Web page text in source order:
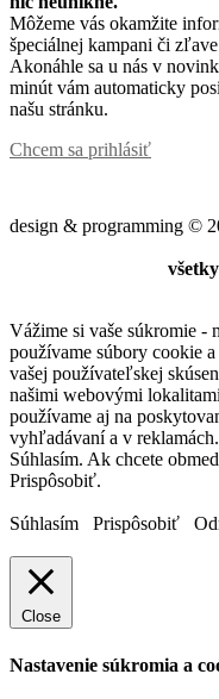
Môžeme vás okamžite
špeciálnej kampani či
Akonáhle sa u nás v
minút vám automaticky
našu stránku.
Chcem sa prihlásiť
design & programming ©
Vážime si vaše súkromie
používame súbory cookie
vašej používateľskej
našimi webovými
používame aj na
vyhľadávaní a v
Súhlasím. Ak chcete
Prispôsobiť.
Súhlasím Prispôsobiť
Close
Nastavenie súkromia a